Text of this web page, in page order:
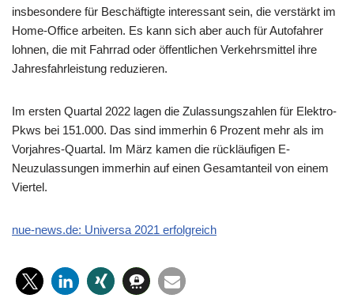
insbesondere für Beschäftigte interessant sein, die verstärkt im
Home-Office arbeiten. Es kann sich aber auch für Autofahrer
lohnen, die mit Fahrrad oder öffentlichen Verkehrsmittel ihre
Jahresfahrleistung reduzieren.
Im ersten Quartal 2022 lagen die Zulassungszahlen für Elektro-
Pkws bei 151.000. Das sind immerhin 6 Prozent mehr als im
Vorjahres-Quartal. Im März kamen die rückläufigen E-
Neuzulassungen immerhin auf einen Gesamtanteil von einem
Viertel.
nue-news.de: Universa 2021 erfolgreich